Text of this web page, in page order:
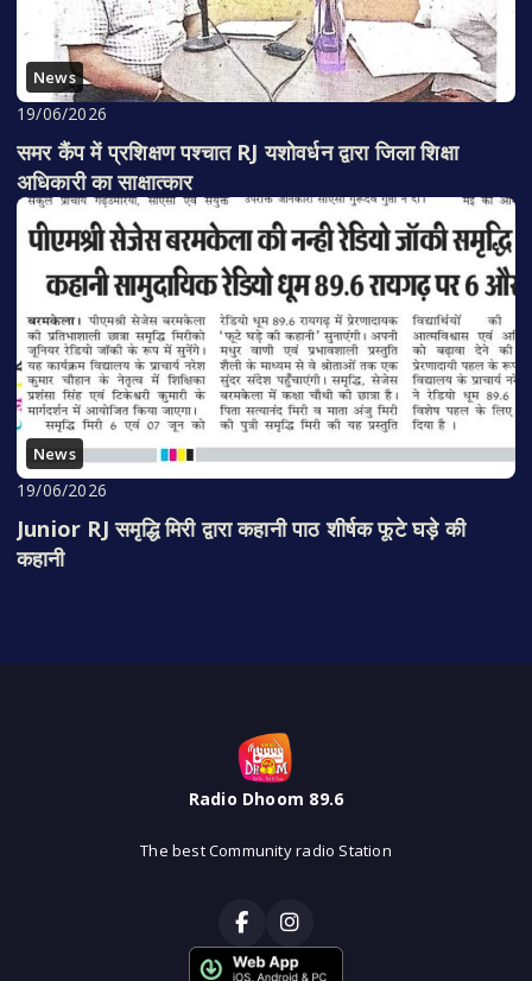
News
19/06/2026
समर कैंप में प्रशिक्षण पश्चात RJ यशोवर्धन द्वारा जिला शिक्षा
अधिकारी का साक्षात्कार
News
19/06/2026
Junior RJ समृद्धि मिरी द्वारा कहानी पाठ शीर्षक फूटे घड़े की
कहानी
Radio Dhoom 89.6
The best Community radio Station